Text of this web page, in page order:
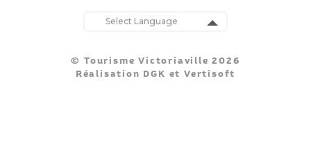
© Tourisme Victoriaville 2026
Réalisation DGK et Vertisoft